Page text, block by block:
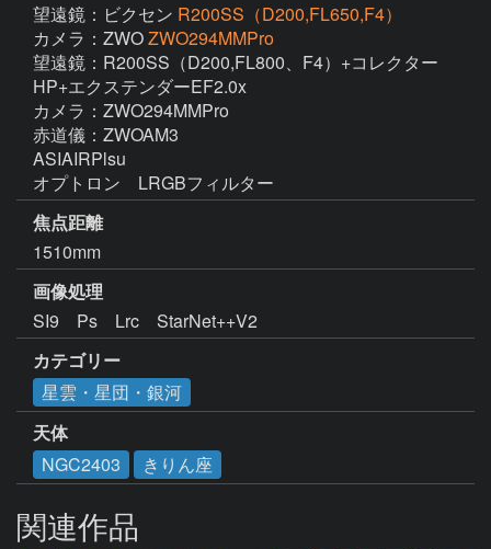
望遠鏡：ビクセン R200SS（D200,FL650,F4）
カメラ：ZWOZWO294MMPro
望遠鏡：R200SS（D200,FL800、F4）+コレクター
HP+エクステンダーEF2.0x
カメラ：ZWO294MMPro
赤道儀：ZWOAM3
ASIAIRPlsu
焦点距離
1510mm
画像処理
SI9　Ps　Lrc　StarNet++V2
カテゴリー
星雲・星団・銀河
天体
NGC2403
きりん座
関連作品